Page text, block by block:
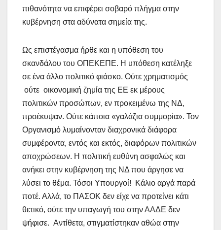
πιθανότητα να επιφέρει σοβαρό πλήγμα στην
κυβέρνηση στα αδύνατα σημεία της.
Ως επιστέγασμα ήρθε και η υπόθεση του
σκανδάλου του ΟΠΕΚΕΠΕ. Η υπόθεση κατέληξε
σε ένα άλλο πολιτικό φιάσκο. Ούτε χρηματισμός
ούτε οικονομική ζημία της ΕΕ εκ μέρους
πολιτικών προσώπων, εν προκειμένω της ΝΔ,
προέκυψαν. Ούτε κάποια «γαλάζια συμμορία». Τον
Οργανισμό λυμαίνονταν διαχρονικά διάφορα
συμφέροντα, εντός και εκτός, διαφόρων πολιτικών
αποχρώσεων. Η πολιτική ευθύνη ασφαλώς και
ανήκει στην κυβέρνηση της ΝΔ που άργησε να
λύσει το θέμα. Τόσοι Υπουργοί! Κάλιο αργά παρά
ποτέ. Αλλά, το ΠΑΣΟΚ δεν είχε να προτείνει κάτι
θετικό, ούτε την υπαγωγή του στην ΑΑΔΕ δεν
ψήφισε. Αντίθετα, στιγματίστηκαν αθώα στην